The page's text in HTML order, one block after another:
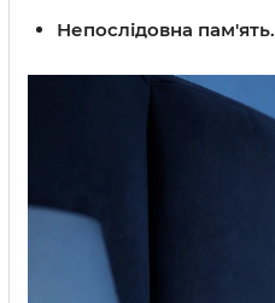
Непослідовна пам'ять.